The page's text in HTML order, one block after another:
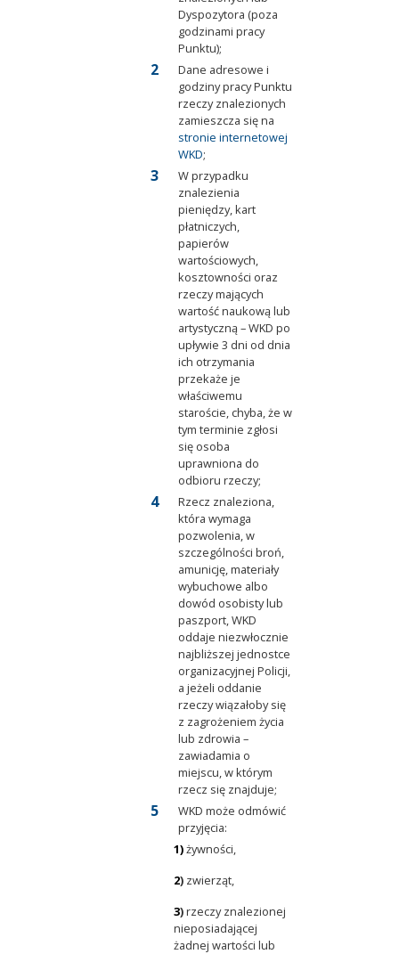
Dyspozytora (poza
godzinami pracy
Punktu);
Dane adresowe i
godziny pracy Punktu
rzeczy znalezionych
zamieszcza się na
stronie internetowej
WKD;
W przypadku
znalezienia
pieniędzy, kart
płatniczych,
papierów
wartościowych,
kosztowności oraz
rzeczy mających
wartość naukową lub
artystyczną – WKD po
upływie 3 dni od dnia
ich otrzymania
przekaże je
właściwemu
staroście, chyba, że w
tym terminie zgłosi
się osoba
uprawniona do
odbioru rzeczy;
Rzecz znaleziona,
która wymaga
pozwolenia, w
szczególności broń,
amunicję, materiały
wybuchowe albo
dowód osobisty lub
paszport, WKD
oddaje niezwłocznie
najbliższej jednostce
organizacyjnej Policji,
a jeżeli oddanie
rzeczy wiązałoby się
z zagrożeniem życia
lub zdrowia –
zawiadamia o
miejscu, w którym
rzecz się znajduje;
WKD może odmówić
przyjęcia:
1)żywności,
2) zwierząt,
3)rzeczy znalezionej
nieposiadającej
żadnej wartości lub